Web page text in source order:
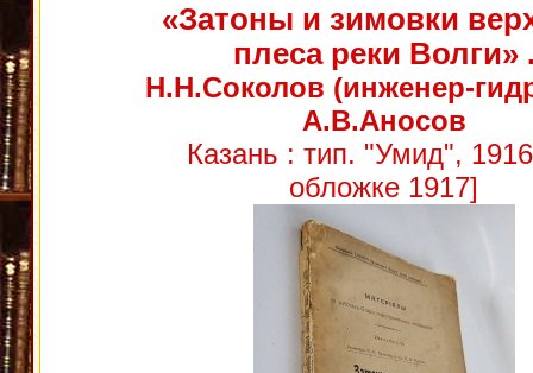
«Затоны и зимовки
плеса реки Волги»
Н.Н.Соколов (инженер-
А.В.Аносов
Казань : тип. "Умид",
обложке 1917]